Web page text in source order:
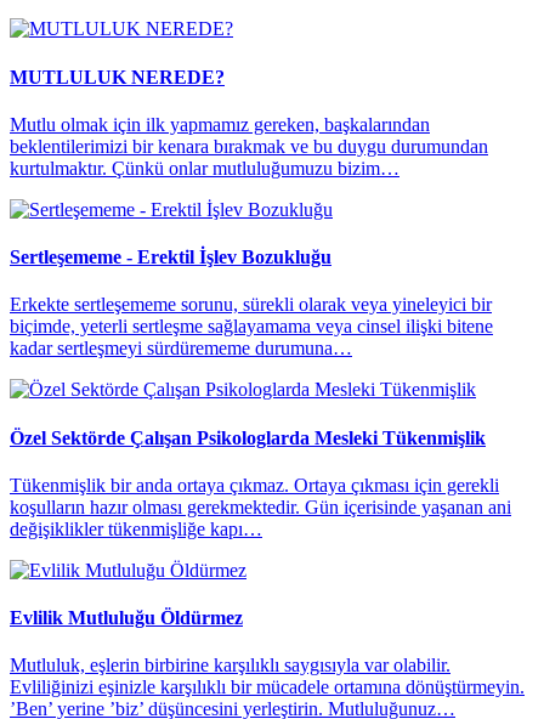
MUTLULUK NEREDE?
Mutlu olmak için ilk yapmamız gereken, başkalarından
beklentilerimizi bir kenara bırakmak ve bu duygu durumundan
kurtulmaktır. Çünkü onlar mutluluğumuzu bizim…
Sertleşememe - Erektil İşlev Bozukluğu
Erkekte sertleşememe sorunu, sürekli olarak veya yineleyici bir
biçimde, yeterli sertleşme sağlayamama veya cinsel ilişki bitene
kadar sertleşmeyi sürdürememe durumuna…
Özel Sektörde Çalışan Psikologlarda Mesleki Tükenmişlik
Tükenmişlik bir anda ortaya çıkmaz. Ortaya çıkması için gerekli
koşulların hazır olması gerekmektedir. Gün içerisinde yaşanan ani
değişiklikler tükenmişliğe kapı…
Evlilik Mutluluğu Öldürmez
Mutluluk, eşlerin birbirine karşılıklı saygısıyla var olabilir.
Evliliğinizi eşinizle karşılıklı bir mücadele ortamına dönüştürmeyin.
’Ben’ yerine ’biz’ düşüncesini yerleştirin. Mutluluğunuz…